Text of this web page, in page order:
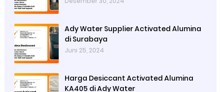
Ady Water Supplier Activated Alumina
di Surabaya
Juni 25, 2024
Harga Desiccant Activated Alumina
KA405 di Ady Water